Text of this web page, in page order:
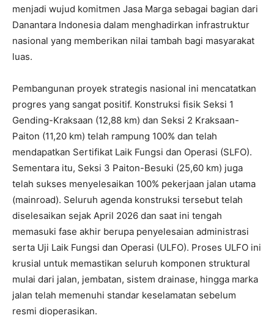
menjadi wujud komitmen Jasa Marga sebagai bagian dari
Danantara Indonesia dalam menghadirkan infrastruktur
nasional yang memberikan nilai tambah bagi masyarakat
luas.
Pembangunan proyek strategis nasional ini mencatatkan
progres yang sangat positif. Konstruksi fisik Seksi 1
Gending-Kraksaan (12,88 km) dan Seksi 2 Kraksaan-
Paiton (11,20 km) telah rampung 100% dan telah
mendapatkan Sertifikat Laik Fungsi dan Operasi (SLFO).
Sementara itu, Seksi 3 Paiton-Besuki (25,60 km) juga
telah sukses menyelesaikan 100% pekerjaan jalan utama
(mainroad). Seluruh agenda konstruksi tersebut telah
diselesaikan sejak April 2026 dan saat ini tengah
memasuki fase akhir berupa penyelesaian administrasi
serta Uji Laik Fungsi dan Operasi (ULFO). Proses ULFO ini
krusial untuk memastikan seluruh komponen struktural
mulai dari jalan, jembatan, sistem drainase, hingga marka
jalan telah memenuhi standar keselamatan sebelum
resmi dioperasikan.